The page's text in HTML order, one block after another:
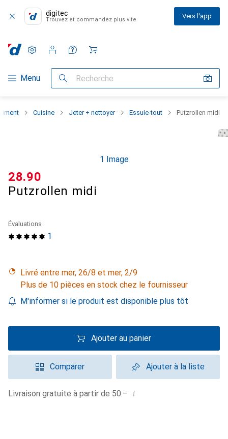
digitec
Trouvez et commandez plus vite Vers l'app
Navigation par catégorie
Menu Recherche
Paramètres
Compte client
Listes de comparaison
Listes d'envies
Panier
Cuisine Jeter + nettoyer Essuie-tout Putzrollen midi
1 Image
Putzrollen midi
CHF
28.90
1
Évaluations
Livré entre mer, 26/8 et mer, 2/9
Plus de 10 pièces en stock chez le fournisseur
M'informer si le produit est disponible plus tôt
Ajouter au panier
Comparer Ajouter à la liste
Livraison gratuite à partir de 50.– i